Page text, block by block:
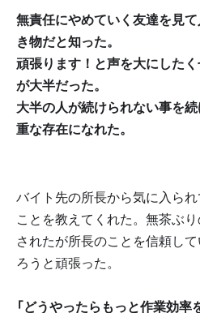
無責任にやめていく友達を見
き物だと知った。
頑張ります！と声を大にした
が大半だった。
大半の人が続けられない事を
重な存在になれた。
バイト先の所長から気に入ら
ことを教えてくれた。無茶ぶ
されたが所長のことを信頼し
ろうと頑張った。
「どうやったらもっと作業効率